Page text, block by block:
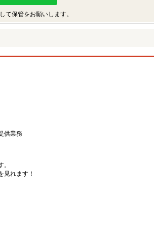
保管をお願いします。
供業務
見れます！